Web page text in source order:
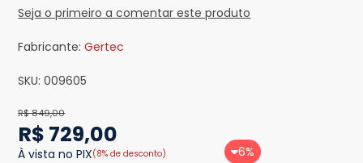
Seja o primeiro a comentar este produto
Fabricante: Gertec
SKU: 009605
R$ 849,00
R$ 729,00
À vista no PIX(8% de desconto) 6%